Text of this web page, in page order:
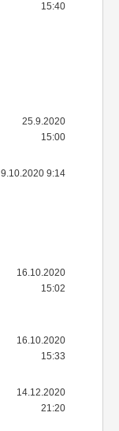
15:40
25.9.2020
15:00
9.10.2020 9:14
16.10.2020
15:02
16.10.2020
15:33
14.12.2020
21:20